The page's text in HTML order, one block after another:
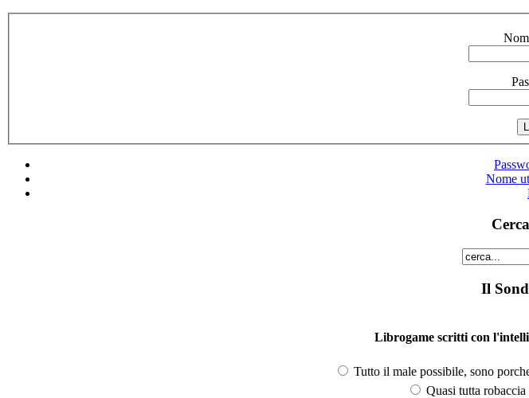
Nome
Il
Librogame scritti con
Tutto il male possibile, sono
Quasi tutta